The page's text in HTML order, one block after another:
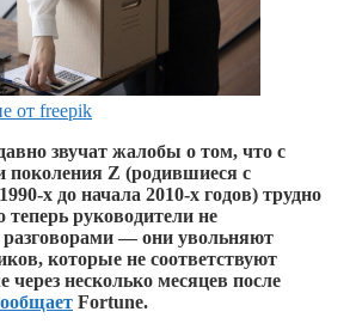
от freepik
звучат жалобы о том, что с
поколения Z (родившиеся с
х до начала 2010-х годов) трудно
теперь руководители не
— они увольняют
которые не соответствуют
через несколько месяцев после
Fortune.